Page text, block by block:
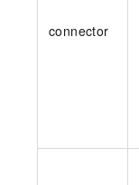
connector